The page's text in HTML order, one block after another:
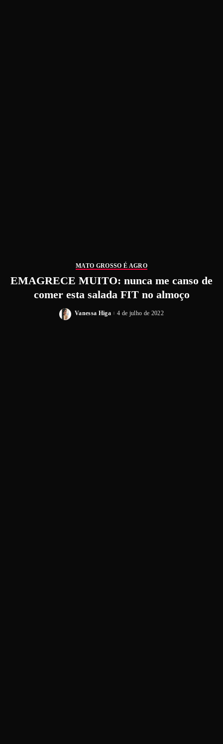
MATO GROSSO É AGRO
EMAGRECE MUITO: nunca me canso de
comer esta salada FIT no almoço
Vanessa Higa 4 de julho de 2022